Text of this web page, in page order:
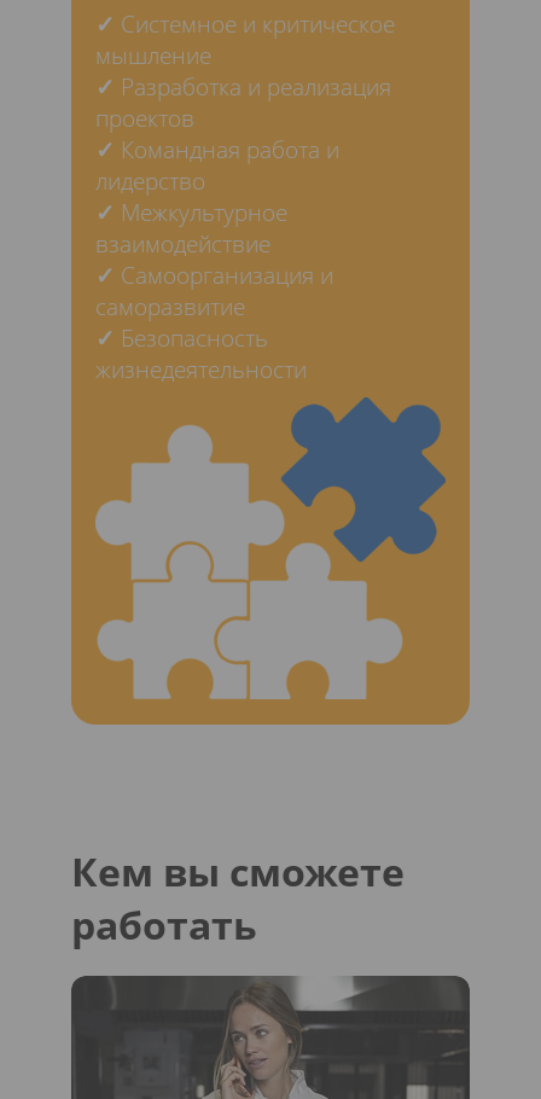
✓ Системное и критическое
мышление
✓ Разработка и реализация
проектов
✓ Командная работа и
лидерство
✓ Межкультурное
взаимодействие
✓ Самоорганизация и
саморазвитие
✓ Безопасность
жизнедеятельности
Кем вы сможете
работать